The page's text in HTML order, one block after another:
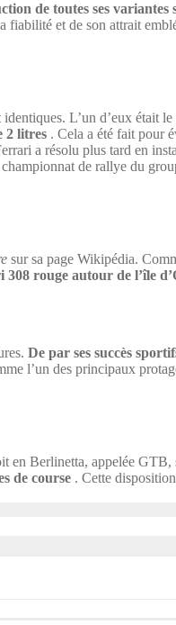
de toutes ses
et de son attrait
L’un d’eux était
2 litres . Cela a été fait pour
a résolu plus tard en
de rallye du
sur sa page Wikipédia.
rouge autour de l’île
De par ses succès
l’un des principaux
en Berlinetta, appelée
de course . Cette